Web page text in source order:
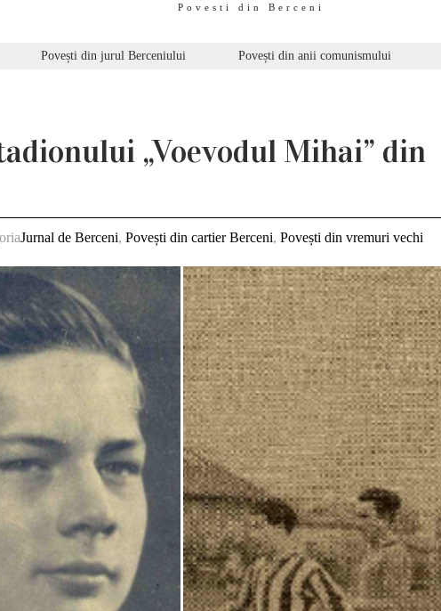
Povesti din Berceni
Povești din jurul Berceniului Povești din anii comunismului
„Voevodul Mihai” din
Jurnal de Berceni,Povești din cartier Berceni,Povești din vremuri vechi